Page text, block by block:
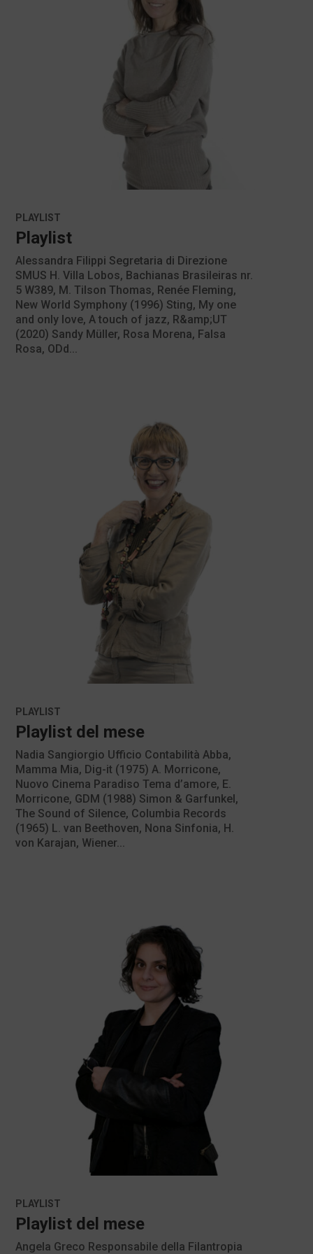
Playlist
PLAYLIST
Alessandra Filippi Segretaria di Direzione
SMUS H. Villa Lobos, Bachianas Brasileiras nr.
5 W389, M. Tilson Thomas, Renée Fleming,
New World Symphony (1996) Sting, My one
and only love, A touch of jazz, R&amp;UT
(2020) Sandy Müller, Rosa Morena, Falsa
Rosa, ODd...
Playlist del mese
PLAYLIST
Nadia Sangiorgio Ufficio Contabilità Abba,
Mamma Mia, Dig-it (1975) A. Morricone,
Nuovo Cinema Paradiso Tema d’amore, E.
Morricone, GDM (1988) Simon & Garfunkel,
The Sound of Silence, Columbia Records
(1965) L. van Beethoven, Nona Sinfonia, H.
von Karajan, Wiener...
Playlist del mese
PLAYLIST
Angela Greco Responsabile della Filantropia